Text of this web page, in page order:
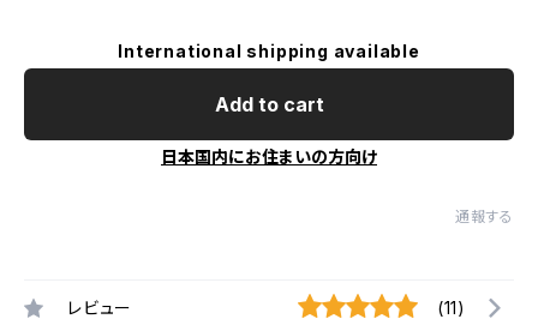
International shipping available
Add to cart
日本国内にお住まいの方向け
通報する
レビュー (11)